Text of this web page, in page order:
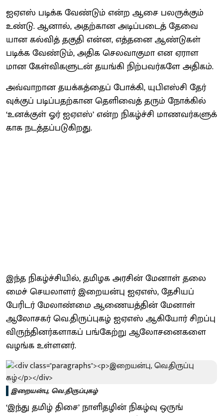
ஐஏஎஸ் படிக்க வேண்​டும் என்ற ஆசை பலருக்​கும்
உண்​டு. ஆனால், அதற்​கான அடிப்​படைத் தேவை​
யான கல்​வித் தகுதி என்ன, எத்​தனை ஆண்​டு​கள்
படிக்க வேண்​டும், அதிக செல​வாகுமா என ஏராள​
மான கேள்வி​களு​டன் தயங்கி நிற்​பவர்​களே அதி​கம்.
அவ்​வாறான தயக்​கத்​தைப் போக்​கி, யுபிஎஸ்சி தேர்​
வுக்​குப் படிப்பதற்​கான தெளி​வைத் தரும் நோக்​கில்
‘உனக்​குள் ஓர் ஐஏஎஸ்’ என்ற நிகழ்ச்சி மாணவர்​களுக்​
காக நடத்​தப்​படு​கிறது.
இந்த நிகழ்ச்​சி​யில், தமிழக அரசின் மேனாள் தலை​
மைச் செயலாளர் இறையன்பு ஐஏஎஸ், தேசி​யப்
பேரிடர் மேலாண்மை ஆணை​யத்​தின் மேனாள்
ஆலோ​சகர் வெ.​திருப்​பு​கழ் ஐஏஎஸ் ஆகியோர் சிறப்பு
விருந்​தினர்​களாகப் பங்​கேற்று ஆலோசனைகளை
வழங்​க​ உள்​ளனர்.
இறையன்பு, வெ.​திருப்​பு​கழ்
‘இந்து தமிழ் திசை’ நாளிதழின் நிகழ்வு ஒருங்​